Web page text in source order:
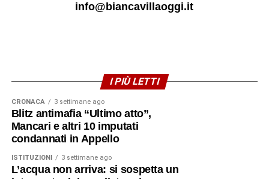
info@biancavillaoggi.it
I PIÙ LETTI
CRONACA 3 settimane ago
Blitz antimafia “Ultimo atto”,
Mancari e altri 10 imputati
condannati in Appello
ISTITUZIONI 3 settimane ago
L’acqua non arriva: si sospetta un